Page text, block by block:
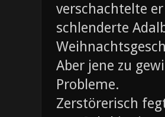
verschachtelte
schlenderte
Aber jene zu
Probleme.
Zerstörerisch